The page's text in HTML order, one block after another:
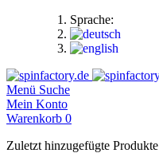
Sprache:
Menü Suche
Mein Konto
Warenkorb 0
Zuletzt hinzugefügte Produkte